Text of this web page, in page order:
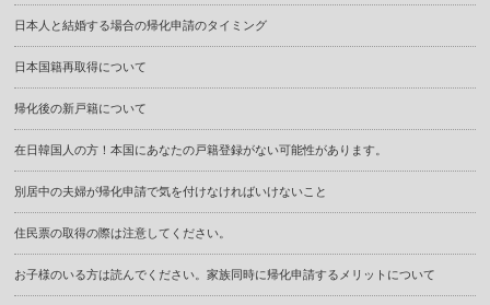
日本人と結婚する場合の帰化申請のタイミング
日本国籍再取得について
帰化後の新戸籍について
在日韓国人の方！本国にあなたの戸籍登録がない可能性があります。
別居中の夫婦が帰化申請で気を付けなければいけないこと
住民票の取得の際は注意してください。
お子様のいる方は読んでください。家族同時に帰化申請するメリットについて